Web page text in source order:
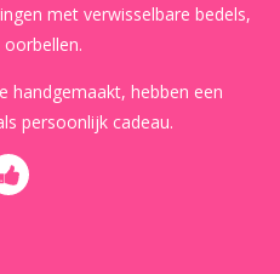
met verwisselbare bedels,
handgemaakt, hebben een
persoonlijk cadeau.